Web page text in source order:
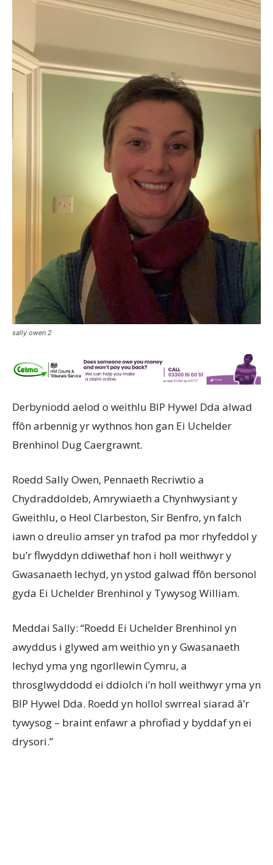
sally owen 2
Derbyniodd aelod o weithlu BIP Hywel Dda alwad
ffôn arbennig yr wythnos hon gan Ei Uchelder
Brenhinol Dug Caergrawnt.
Roedd Sally Owen, Pennaeth Recriwtio a
Chydraddoldeb, Amrywiaeth a Chynhwysiant y
Gweithlu, o Heol Clarbeston, Sir Benfro, yn falch
iawn o dreulio amser yn trafod pa mor rhyfeddol y
bu’r flwyddyn ddiwethaf hon i holl weithwyr y
Gwasanaeth Iechyd, yn ystod galwad ffôn bersonol
gyda Ei Uchelder Brenhinol y Tywysog William.
Meddai Sally: “Roedd Ei Uchelder Brenhinol yn
awyddus i glywed am weithio yn y Gwasanaeth
Iechyd yma yng ngorllewin Cymru, a
throsglwyddodd ei ddiolch i’n holl weithwyr yma yn
BIP Hywel Dda. Roedd yn hollol swrreal siarad â’r
tywysog – braint enfawr a phrofiad y byddaf yn ei
drysori.”